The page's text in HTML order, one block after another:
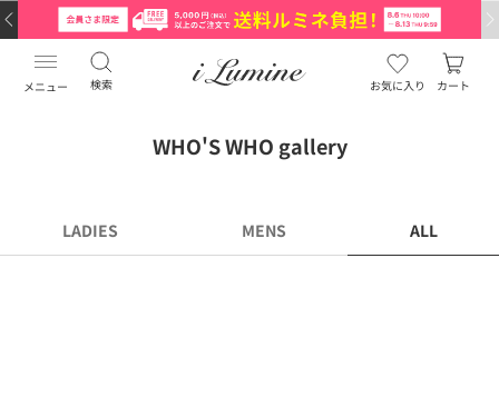
メニュー 検索 お気に入り カート
WHO'S WHO gallery
LADIES MENS ALL